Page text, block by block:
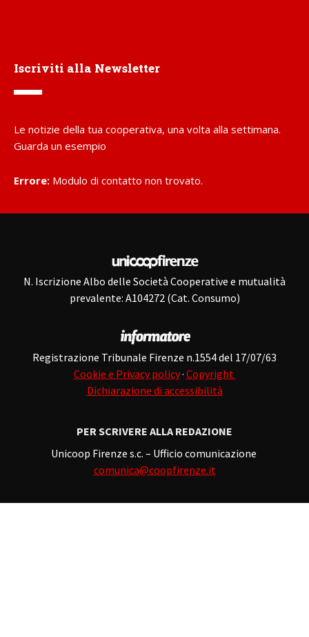
Iscriviti alla Newsletter
Le notizie della tua cooperativa, una volta alla settimana.
Guarda un esempio
Errore: Modulo di contatto non trovato.
N. Iscrizione Albo delle Società Cooperative e mutualità
prevalente: A104272 (Cat. Consumo)
Registrazione Tribunale Firenze n.1554 del 17/07/63
Cookie e Privacy policy· Copyright
Dichiarazione di accessibilità
PER SCRIVERE ALLA REDAZIONE
Unicoop Firenze s.c. – Ufficio comunicazione
comunica@coopfirenze.it